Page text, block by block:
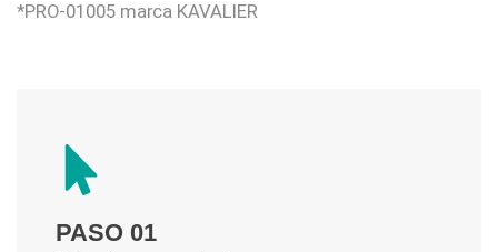
*PRO-01005 marca KAVALIER
PASO 01